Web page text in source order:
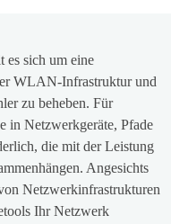
sich um eine
WLAN-Infrastruktur und
zu beheben. Für
Netzwerkgeräte, Pfade
die mit der Leistung
Angesichts
Netzwerkinfrastrukturen
Ihr Netzwerk